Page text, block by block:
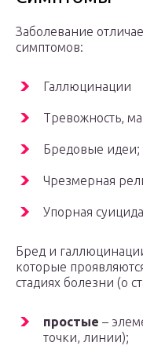
Заболевание
симптомов:
Галлюцинации
Тревожность,
Бредовые идеи;
Чрезмерная
Упорная
Бред и
которые
стадиях болезни (о
простые –
точки, линии);